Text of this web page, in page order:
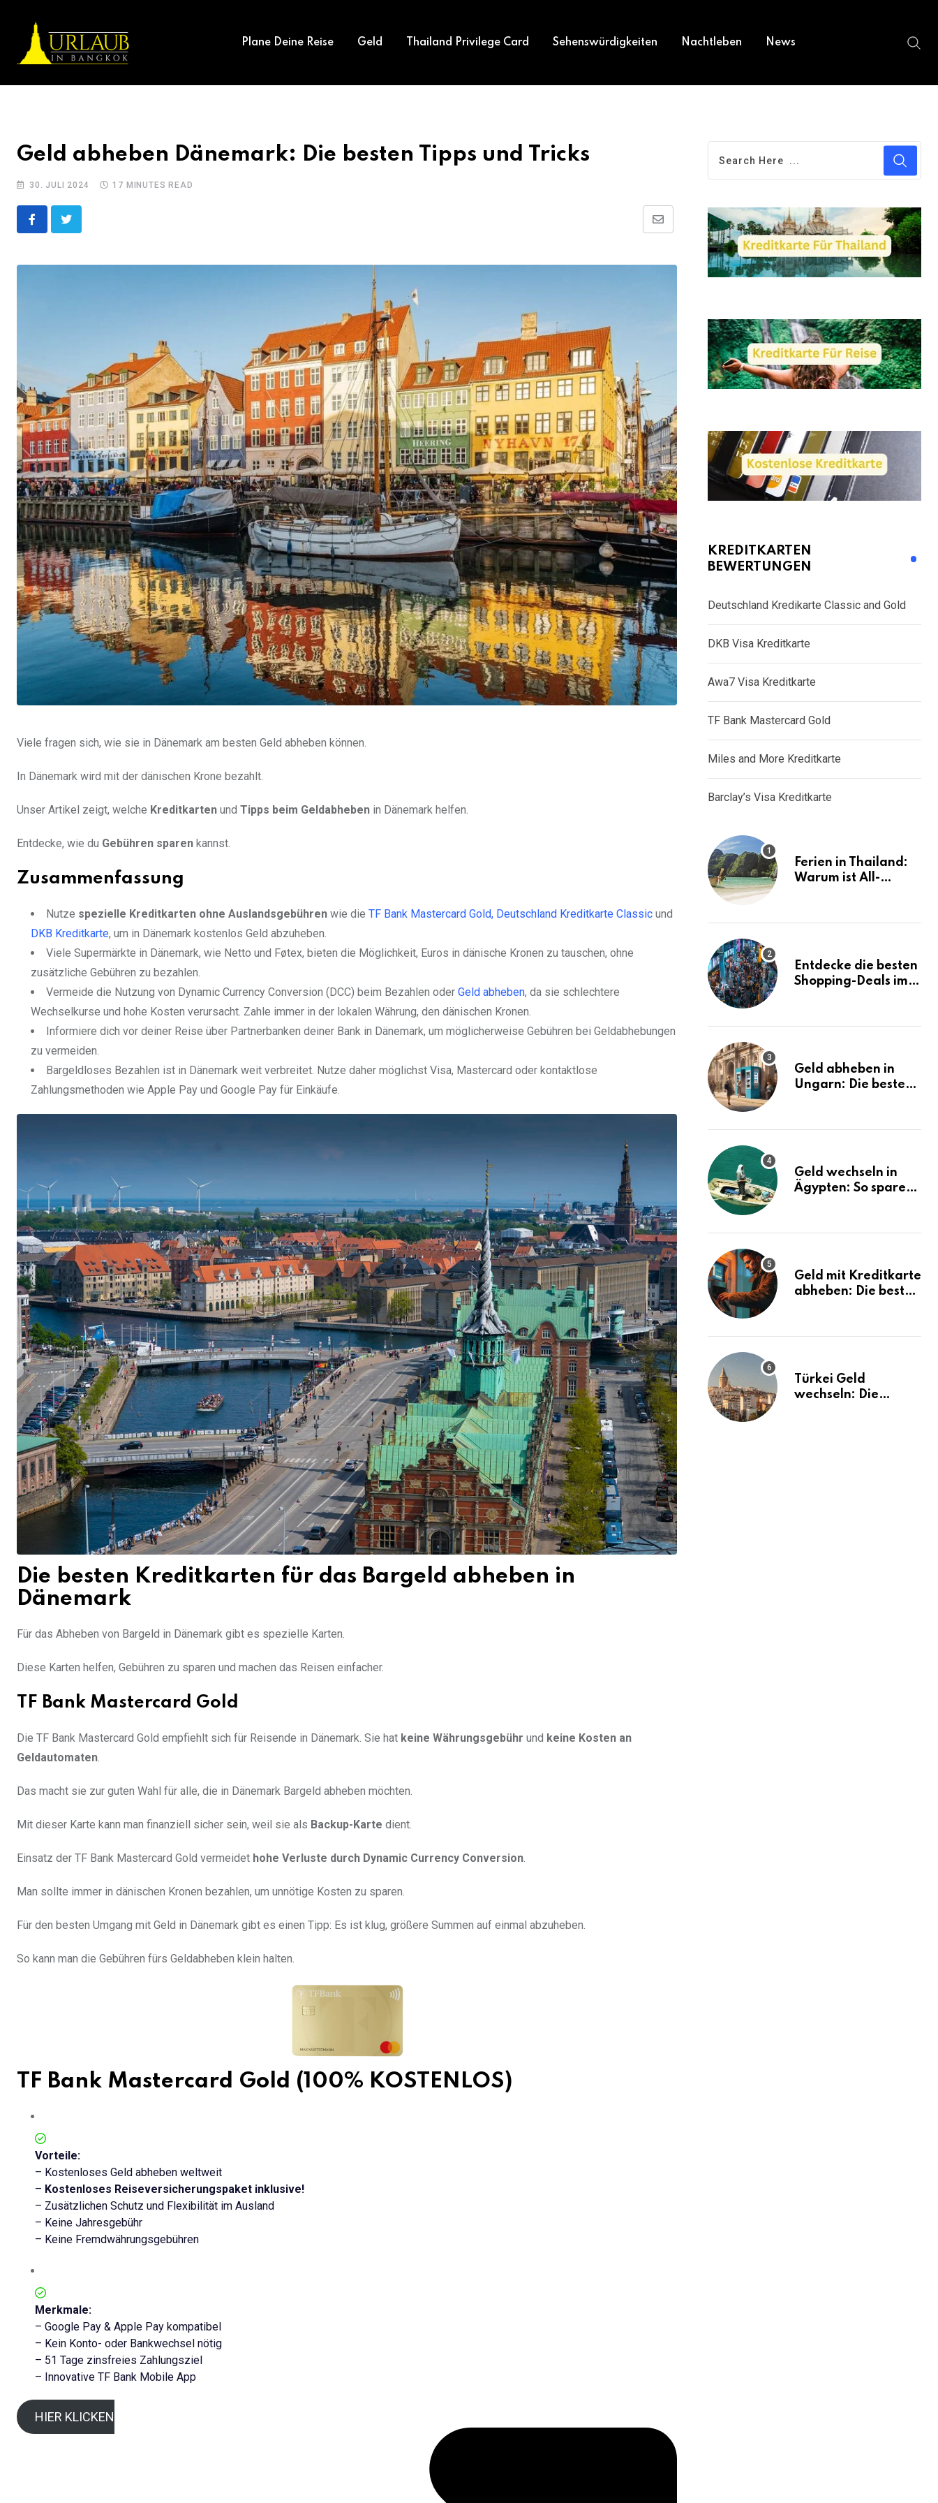
content
Plane Deine Reise Geld Thailand Privilege Card Sehenswürdigkeiten Nachtleben News
Geld abheben Dänemark: Die besten Tipps und Tricks
30. JULI 2024 17 MINUTES READ
Share
Email
Viele fragen sich, wie sie in Dänemark am besten Geld abheben können.
In Dänemark wird mit der dänischen Krone bezahlt.
Unser Artikel zeigt, welche Kreditkarten und Tipps beim Geldabheben in Dänemark helfen.
Entdecke, wie du Gebühren sparen kannst.
Zusammenfassung
Nutze spezielle Kreditkarten ohne Auslandsgebühren wie die TF Bank Mastercard Gold, Deutschland Kreditkarte Classic und
DKB Kreditkarte, um in Dänemark kostenlos Geld abzuheben.
Viele Supermärkte in Dänemark, wie Netto und Føtex, bieten die Möglichkeit, Euros in dänische Kronen zu tauschen, ohne
zusätzliche Gebühren zu bezahlen.
Vermeide die Nutzung von Dynamic Currency Conversion (DCC) beim Bezahlen oder Geld abheben, da sie schlechtere
Wechselkurse und hohe Kosten verursacht. Zahle immer in der lokalen Währung, den dänischen Kronen.
Informiere dich vor deiner Reise über Partnerbanken deiner Bank in Dänemark, um möglicherweise Gebühren bei Geldabhebungen
zu vermeiden.
Bargeldloses Bezahlen ist in Dänemark weit verbreitet. Nutze daher möglichst Visa, Mastercard oder kontaktlose
Zahlungsmethoden wie Apple Pay und Google Pay für Einkäufe.
Die besten Kreditkarten für das Bargeld abheben in
Dänemark
Für das Abheben von Bargeld in Dänemark gibt es spezielle Karten.
Diese Karten helfen, Gebühren zu sparen und machen das Reisen einfacher.
TF Bank Mastercard Gold
Die TF Bank Mastercard Gold empfiehlt sich für Reisende in Dänemark. Sie hat keine Währungsgebühr und keine Kosten an
Geldautomaten.
Das macht sie zur guten Wahl für alle, die in Dänemark Bargeld abheben möchten.
Mit dieser Karte kann man finanziell sicher sein, weil sie als Backup-Karte dient.
Einsatz der TF Bank Mastercard Gold vermeidet hohe Verluste durch Dynamic Currency Conversion.
Man sollte immer in dänischen Kronen bezahlen, um unnötige Kosten zu sparen.
Für den besten Umgang mit Geld in Dänemark gibt es einen Tipp: Es ist klug, größere Summen auf einmal abzuheben.
So kann man die Gebühren fürs Geldabheben klein halten.
TF Bank Mastercard Gold (100% KOSTENLOS)
Vorteile:
– Kostenloses Geld abheben weltweit
– Kostenloses Reiseversicherungspaket inklusive!
– Zusätzlichen Schutz und Flexibilität im Ausland
– Keine Jahresgebühr
– Keine Fremdwährungsgebühren
Merkmale:
– Google Pay & Apple Pay kompatibel
– Kein Konto- oder Bankwechsel nötig
– 51 Tage zinsfreies Zahlungsziel
– Innovative TF Bank Mobile App
HIER KLICKEN
KREDITKARTEN
BEWERTUNGEN
Deutschland Kredikarte Classic and Gold
DKB Visa Kreditkarte
Awa7 Visa Kreditkarte
TF Bank Mastercard Gold
Miles and More Kreditkarte
Barclay’s Visa Kreditkarte
Ferien in Thailand:
Warum ist All-
Entdecke die besten
Shopping-Deals im
Geld abheben in
Ungarn: Die besten
Geld wechseln in
Ägypten: So sparen
Geld mit Kreditkarte
abheben: Die besten
Türkei Geld
wechseln: Die